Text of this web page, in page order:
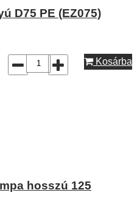
D75 PE (EZ075)
Kosárba
hosszú 125